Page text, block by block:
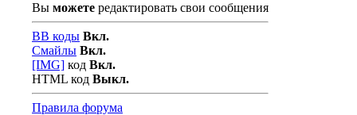
Вы можете редактировать свои сообщения
BB коды Вкл.
Смайлы Вкл.
[IMG] код Вкл.
HTML код Выкл.
Правила форума